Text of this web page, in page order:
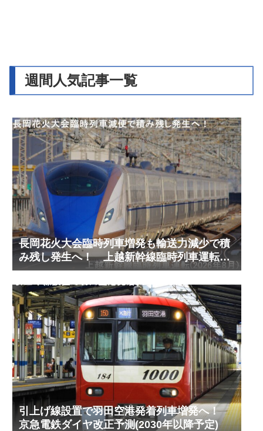
週間人気記事一覧
長岡花火大会臨時列車増発も輸送力減少で積
み残し発生へ！ 上越新幹線臨時列車運転
(2026年8月)
引上げ線設置で羽田空港発着列車増発へ！
京急電鉄ダイヤ改正予測(2030年以降予定)